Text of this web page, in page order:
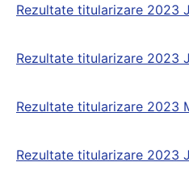
Rezultate titularizare 2023
Rezultate titularizare 2023
Rezultate titularizare 2023
Rezultate titularizare 2023